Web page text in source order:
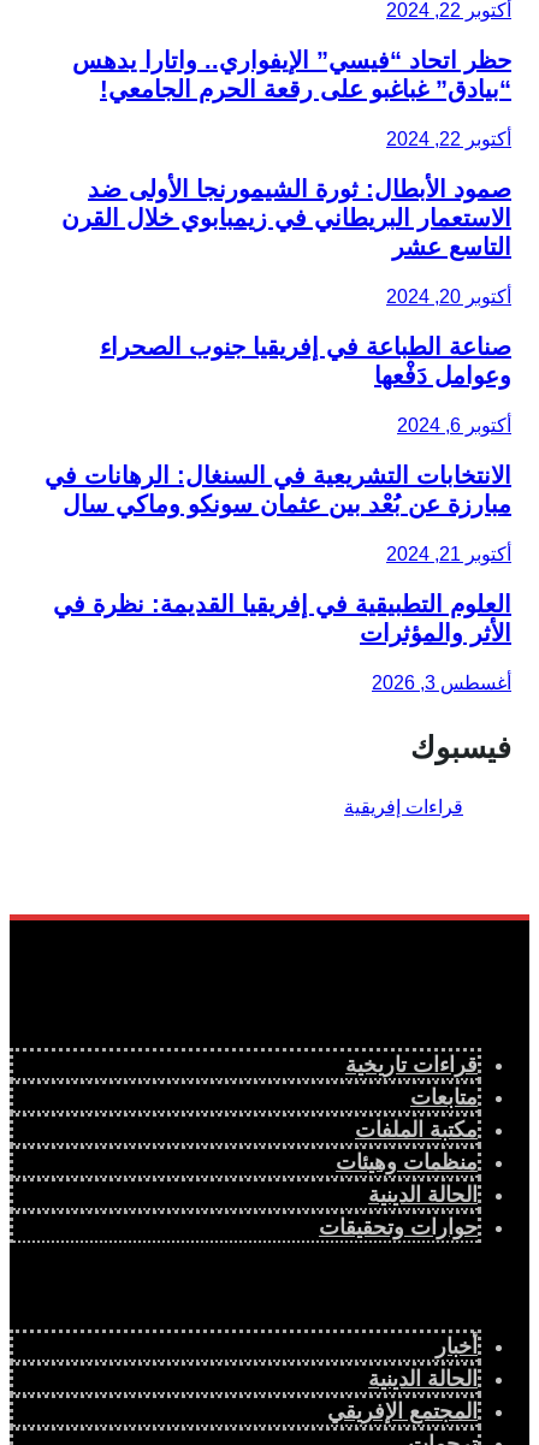
أكتوبر 22, 2024
حظر اتحاد “فيسي” الإيفواري.. واتارا يدهس
“بيادق” غباغبو على رقعة الحرم الجامعي!
أكتوبر 22, 2024
صمود الأبطال: ثورة الشيمورنجا الأولى ضد
الاستعمار البريطاني في زيمبابوي خلال القرن
التاسع عشر
أكتوبر 20, 2024
صناعة الطباعة في إفريقيا جنوب الصحراء
وعوامل دَفْعها
أكتوبر 6, 2024
الانتخابات التشريعية في السنغال: الرهانات في
مبارزة عن بُعْد بين عثمان سونكو وماكي سال
أكتوبر 21, 2024
العلوم التطبيقية في إفريقيا القديمة: نظرة في
الأثر والمؤثرات
أغسطس 3, 2026
فيسبوك
قراءات تاريخية
متابعات
مكتبة الملفات
منظمات وهيئات
الحالة الدينية
حوارات وتحقيقات
أخبار
الحالة الدينية
المجتمع الإفريقي